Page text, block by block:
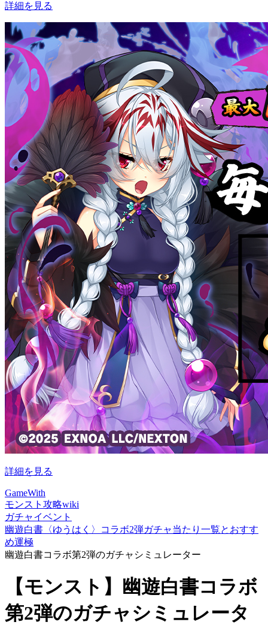
詳細を見る
詳細を見る
GameWith
モンスト攻略wiki
ガチャイベント
幽遊白書〈ゆうはく〉コラボ2弾ガチャ当たり一覧とおすす
め運極
幽遊白書コラボ第2弾のガチャシミュレーター
【モンスト】幽遊白書コラボ
第2弾のガチャシミュレータ